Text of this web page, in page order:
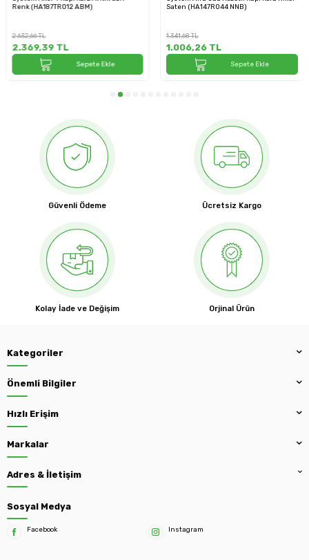
Renk (HA187TRO12 ABM)
2.632,66TL
2.369,39 TL
Sepete Ekle
Saten (HA147RO44 NNB)
1.341,68TL
1.006,26TL
Sepete Ekle
Güvenli Ödeme Ücretsiz Kargo
Kolay İade ve Değişim Orjinal Ürün
Kategoriler
Önemli Bilgiler
Hızlı Erişim
Markalar
Adres & İletişim
Sosyal Medya
Facebook Instagram